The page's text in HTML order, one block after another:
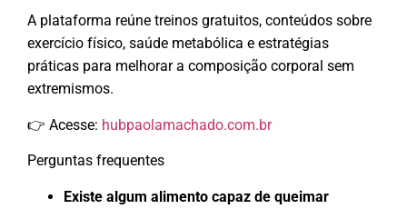
A plataforma reúne treinos gratuitos, conteúdos sobre
exercício físico, saúde metabólica e estratégias
práticas para melhorar a composição corporal sem
extremismos.
👉 Acesse: hubpaolamachado.com.br
Perguntas frequentes
Existe algum alimento capaz de queimar